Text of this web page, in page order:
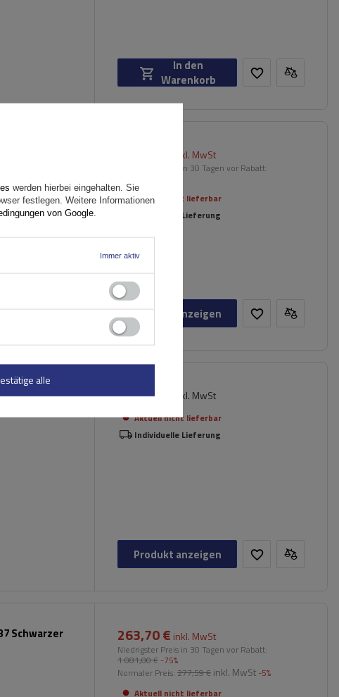
In den
Warenkorb
inkl. MwSt
Niedrigster Preis in 30 Tagen vor Rabatt:
Aktuell nicht lieferbar
Individuelle Lieferung
Produkt anzeigen
Basisträger
160,39 € inkl. MwSt
Aktuell nicht lieferbar
Individuelle Lieferung
Produkt anzeigen
Schwarzer
263,70 € inkl. MwSt
Niedrigster Preis in 30 Tagen vor Rabatt:
1 081,00 € -75%
Normaler Preis: 277,59 € inkl. MwSt -5%
Aktuell nicht lieferbar
werden hierbei eingehalten. Sie
festlegen. Weitere Informationen
von Google
Immer aktiv
alle